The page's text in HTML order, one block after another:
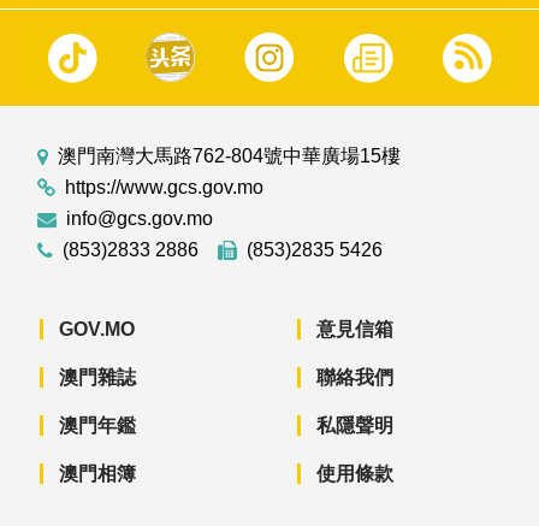
澳門南灣大馬路762-804號中華廣場15樓
https://www.gcs.gov.mo
info@gcs.gov.mo
(853)2833 2886
(853)2835 5426
GOV.MO
澳門雜誌
澳門年鑑
澳門相簿
意見信箱
聯絡我們
私隱聲明
使用條款